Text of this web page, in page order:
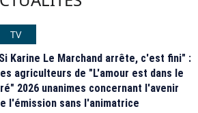
TV
Karine Le Marchand arrête, c'est fini" :
agriculteurs de "L'amour est dans le
2026 unanimes concernant l'avenir
l'émission sans l'animatrice